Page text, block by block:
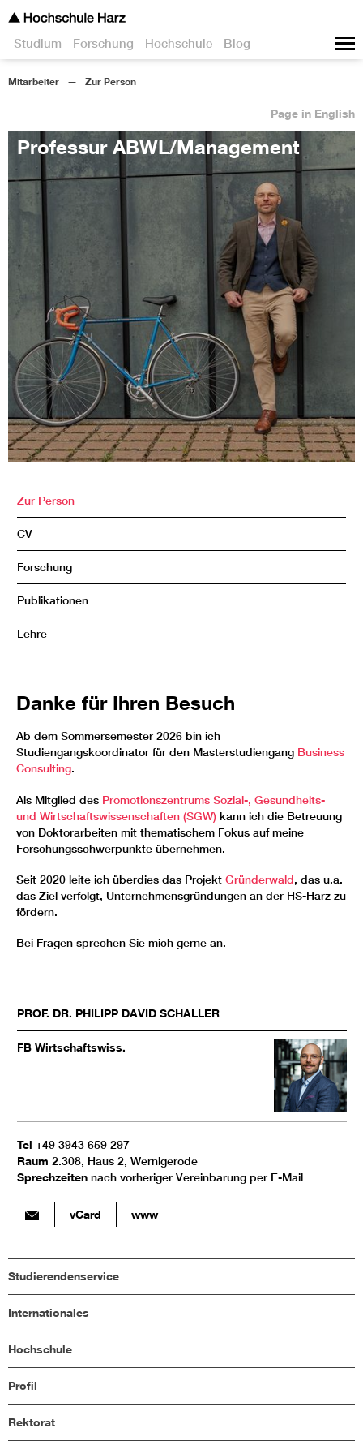
Studium Forschung Hochschule Blog
Mitarbeiter Zur Person
Page in English
Professur ABWL/Management
Zur Person
CV
Forschung
Publikationen
Lehre
Danke für Ihren Besuch
Ab dem Sommersemester 2026 bin ich
Studiengangskoordinator für den Masterstudiengang Business
Consulting.
Als Mitglied des Promotionszentrums Sozial-, Gesundheits-
und Wirtschaftswissenschaften (SGW) kann ich die Betreuung
von Doktorarbeiten mit thematischem Fokus auf meine
Forschungsschwerpunkte übernehmen.
Seit 2020 leite ich überdies das Projekt Gründerwald, das u.a.
das Ziel verfolgt, Unternehmensgründungen an der HS-Harz zu
fördern.
Bei Fragen sprechen Sie mich gerne an.
PROF. DR. PHILIPP DAVID SCHALLER
FB Wirtschaftswiss.
Tel +49 3943 659 297
Raum 2.308, Haus 2, Wernigerode
Sprechzeiten nach vorheriger Vereinbarung per E-Mail
vCard www
Studierendenservice
Internationales
Hochschule
Profil
Rektorat